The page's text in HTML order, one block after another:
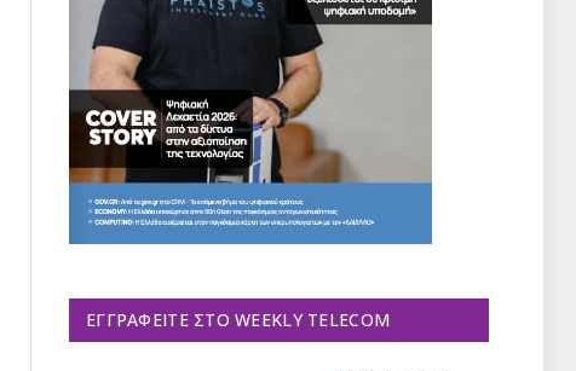
ΕΓΓΡΑΦΕΊΤΕ ΣΤΟ WEEKLY TELECOM